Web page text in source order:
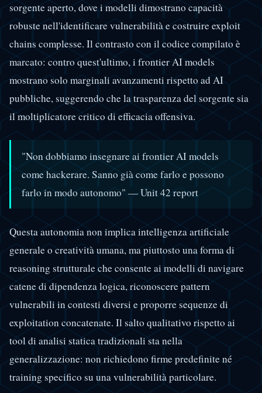
sorgente aperto, dove i modelli dimostrano capacità
robuste nell'identificare vulnerabilità e costruire exploit
chains complesse. Il contrasto con il codice compilato è
marcato: contro quest'ultimo, i frontier AI models
mostrano solo marginali avanzamenti rispetto ad AI
pubbliche, suggerendo che la trasparenza del sorgente sia
il moltiplicatore critico di efficacia offensiva.
"Non dobbiamo insegnare ai frontier AI models
come hackerare. Sanno già come farlo e possono
farlo in modo autonomo" — Unit 42 report
Questa autonomia non implica intelligenza artificiale
generale o creatività umana, ma piuttosto una forma di
reasoning strutturale che consente ai modelli di navigare
catene di dipendenza logica, riconoscere pattern
vulnerabili in contesti diversi e proporre sequenze di
exploitation concatenate. Il salto qualitativo rispetto ai
tool di analisi statica tradizionali sta nella
generalizzazione: non richiedono firme predefinite né
training specifico su una vulnerabilità particolare.